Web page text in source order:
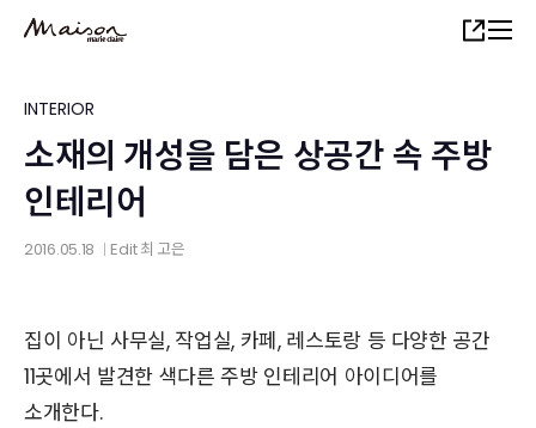
content
Share
INTERIOR
소재의 개성을 담은 상공간 속 주방
인테리어
2016.05.18 Edit최 고은
집이 아닌 사무실, 작업실, 카페, 레스토랑 등 다양한 공간
11곳에서 발견한 색다른 주방 인테리어 아이디어를
소개한다.